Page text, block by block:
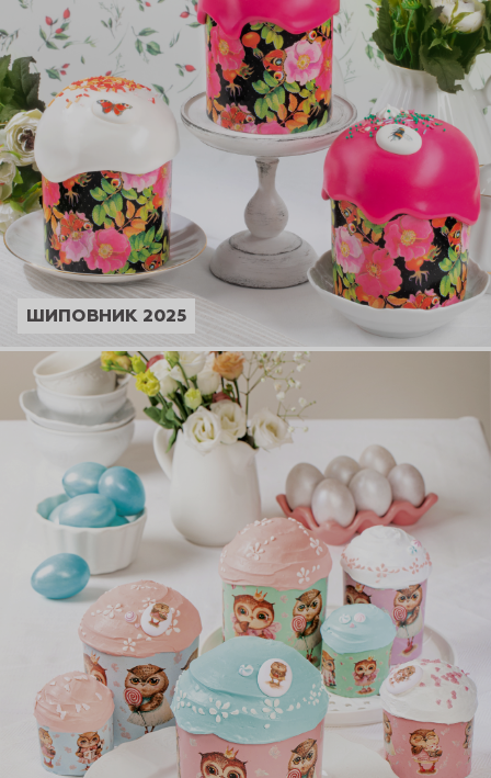
ШИПОВНИК 2025